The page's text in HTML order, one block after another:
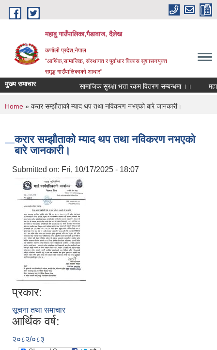
Skip to main content
महाबु गाउँपालिका,गैडावाज, दैलेख
कर्णाली प्रदेश,नेपाल
"आर्थिक,सामाजिक, संस्थागत र पुर्वाधार विकास सुशासनयुक्त
समृद्ध गाउँपालिकाकाे आधार"
मुख्य समाचार सामाजिक सुरक्षा भत्ता रकम वितरण सम्बन्धमा ।।
You are here
Home » करार सम्झौताको म्याद थप तथा नविकरण नभएको बारे जानकारी।
करार सम्झौताको म्याद थप तथा नविकरण नभएको
बारे जानकारी।
Submitted on: Fri, 10/17/2025 - 18:07
प्रकार:
सूचना तथा समाचार
आर्थिक वर्ष:
२०८२/०८३